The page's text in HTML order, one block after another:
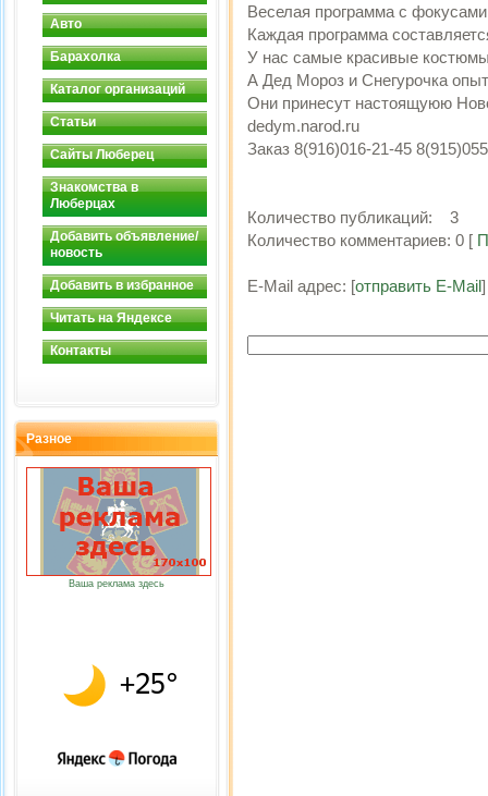
Авто
Барахолка
Каталог организаций
Статьи
Сайты Люберец
Знакомства в
Люберцах
Добавить объявление/
новость
Добавить в избранное
Читать на Яндексе
Контакты
Разное
Ваша реклама здесь
Веселая программа с
Каждая программа
У нас самые красивые
А Дед Мороз и Снегурочка
Они принесут настоящуюю
dedym.narod.ru
Заказ 8(916)016-21-45
Количество публикаций: 3
Количество комментариев: 0 [
E-Mail адрес: [отправить E-Mail]